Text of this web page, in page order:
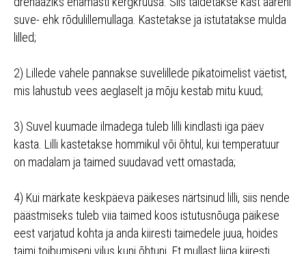
suve- ehk rõdulillemullaga. Kastetakse ja istutatakse mulda
lilled;
2) Lillede vahele pannakse suvelillede pikatoimelist väetist,
mis lahustub vees aeglaselt ja mõju kestab mitu kuud;
3) Suvel kuumade ilmadega tuleb lilli kindlasti iga päev
kasta. Lilli kastetakse hommikul või õhtul, kui temperatuur
on madalam ja taimed suudavad vett omastada;
4) Kui märkate keskpäeva päikeses närtsinud lilli, siis nende
päästmiseks tuleb viia taimed koos istutusnõuga päikese
eest varjatud kohta ja anda kiiresti taimedele juua, hoides
taimi toibumiseni vilus kuni õhtuni. Et mullast liiga kiiresti